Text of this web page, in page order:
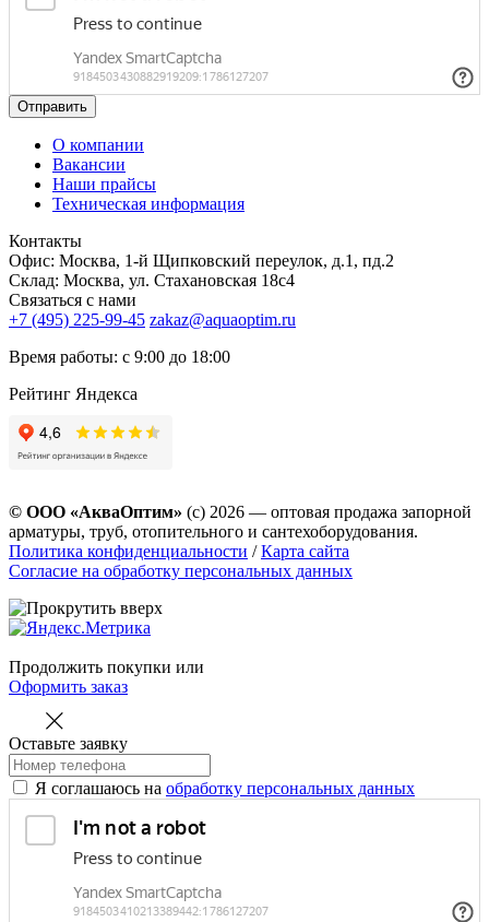
Отправить
О компании
Вакансии
Наши прайсы
Техническая информация
Контакты
Офис: Москва, 1-й Щипковский переулок, д.1, пд.2
Склад: Москва, ул. Стахановская 18с4
Связаться с нами
+7 (495) 225-99-45 zakaz@aquaoptim.ru
Время работы: с 9:00 до 18:00
Рейтинг Яндекса
© ООО «АкваОптим» (с) 2026 — оптовая продажа запорной
арматуры, труб, отопительного и сантехоборудования.
Политика конфиденциальности /Карта сайта
Согласие на обработку персональных данных
Продолжить покупки или
Оформить заказ
Оставьте заявку
Я соглашаюсь на обработку персональных данных